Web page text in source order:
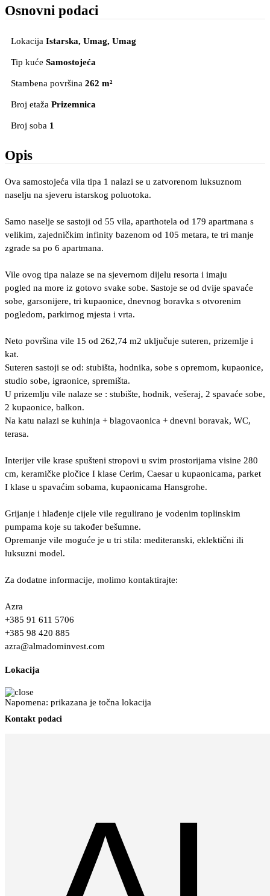
Osnovni podaci
Lokacija Istarska, Umag, Umag
Tip kuće Samostojeća
Stambena površina 262 m²
Broj etaža Prizemnica
Broj soba 1
Opis
Ova samostojeća vila tipa 1 nalazi se u zatvorenom luksuznom
naselju na sjeveru istarskog poluotoka.
Samo naselje se sastoji od 55 vila, aparthotela od 179 apartmana s
velikim, zajedničkim infinity bazenom od 105 metara, te tri manje
zgrade sa po 6 apartmana.
Vile ovog tipa nalaze se na sjevernom dijelu resorta i imaju
pogled na more iz gotovo svake sobe. Sastoje se od dvije spavaće
sobe, garsonijere, tri kupaonice, dnevnog boravka s otvorenim
pogledom, parkirnog mjesta i vrta.
Neto površina vile 15 od 262,74 m2 uključuje suteren, prizemlje i
kat.
Suteren sastoji se od: stubišta, hodnika, sobe s opremom, kupaonice,
studio sobe, igraonice, spremišta.
U prizemlju vile nalaze se : stubište, hodnik, vešeraj, 2 spavaće sobe,
2 kupaonice, balkon.
Na katu nalazi se kuhinja + blagovaonica + dnevni boravak, WC,
terasa.
Interijer vile krase spušteni stropovi u svim prostorijama visine 280
cm, keramičke pločice I klase Cerim, Caesar u kupaonicama, parket
I klase u spavaćim sobama, kupaonicama Hansgrohe.
Grijanje i hlađenje cijele vile regulirano je vodenim toplinskim
pumpama koje su također bešumne.
Opremanje vile moguće je u tri stila: mediteranski, eklektični ili
luksuzni model.
Za dodatne informacije, molimo kontaktirajte:
Azra
+385 91 611 5706
+385 98 420 885
azra@almadominvest.com
Lokacija
Napomena: prikazana je točna lokacija
Kontakt podaci